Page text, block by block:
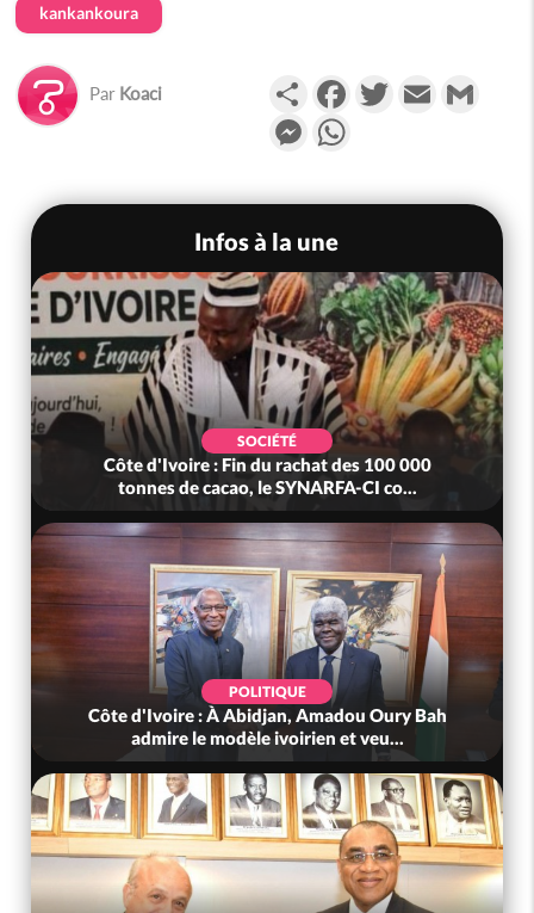
kankankoura
Par Koaci PartagerFacebookTwitterEmail
Messenger
Infos à la une
SOCIÉTÉ
Côte d'Ivoire : Fin du rachat des 100 000
tonnes de cacao, le SYNARFA-CI co...
POLITIQUE
Côte d'Ivoire : À Abidjan, Amadou Oury Bah
admire le modèle ivoirien et veu...